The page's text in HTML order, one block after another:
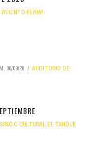
RECINTO FERIAL
06/09/26
AUDITORIO DE
CULTURAL EL TANQUE